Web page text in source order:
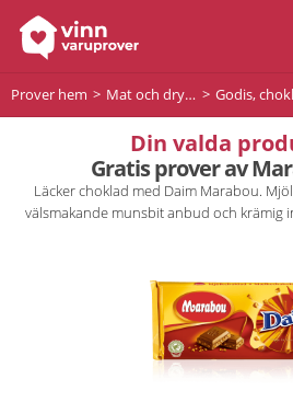
Prover hem Mat och dryck Godis, choklad och desserter
Din valda
Gratis prover av
Läcker choklad med Daim Marabou.
välsmakande munsbit anbud och krämig